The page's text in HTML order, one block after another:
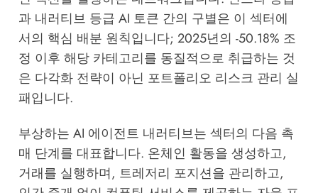
과 내러티브 등급 AI 토큰 간의 구별은 이 섹터에
서의 핵심 배분 원칙입니다; 2025년의 -50.18% 조
정 이후 해당 카테고리를 동질적으로 취급하는 것
은 다각화 전략이 아닌 포트폴리오 리스크 관리 실
패입니다.
부상하는 AI 에이전트 내러티브는 섹터의 다음 촉
매 단계를 대표합니다. 온체인 활동을 생성하고,
거래를 실행하며, 트레저리 포지션을 관리하고,